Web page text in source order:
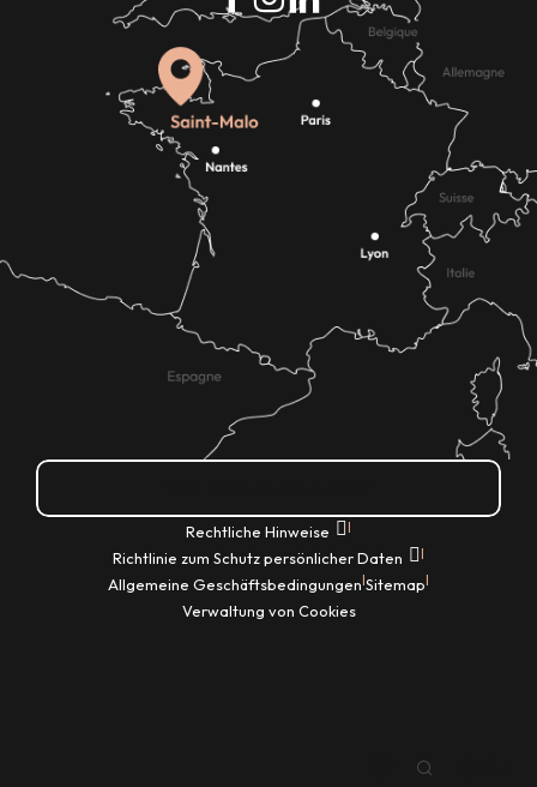
Rechtliche Hinweise |
Richtlinie zum Schutz persönlicher Daten |
Allgemeine Geschäftsbedingungen|Sitemap|
Verwaltung von Cookies